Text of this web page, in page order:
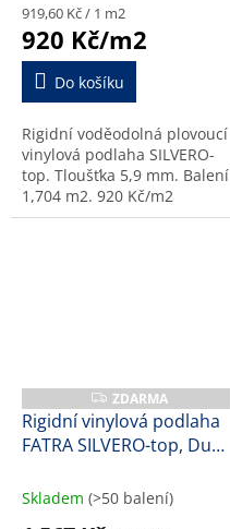
Měrná
cena:
919,60 Kč / 1 m2
920 Kč/m2
Do košíku
Rigidní voděodolná plovoucí
vinylová podlaha SILVERO-
top. Tloušťka 5,9 mm. Balení
1,704 m2. 920 Kč/m2
Z
D
A
R
ZDARMA
Rigidní vinylová podlaha
FATRA SILVERO-top, Dub
Skladem (>50 balení)